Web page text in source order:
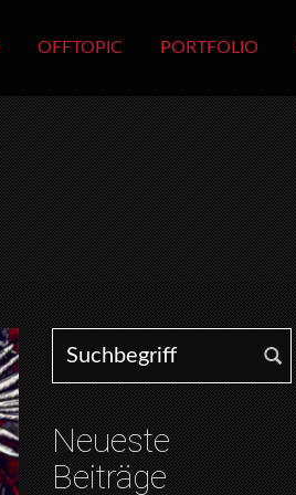
OFFTOPIC PORTFOLIO
Search for:
Neueste
Beiträge